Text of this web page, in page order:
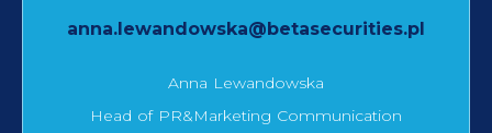
anna.lewandowska@betasecurities.pl
Anna Lewandowska
Head of PR&Marketing Communication